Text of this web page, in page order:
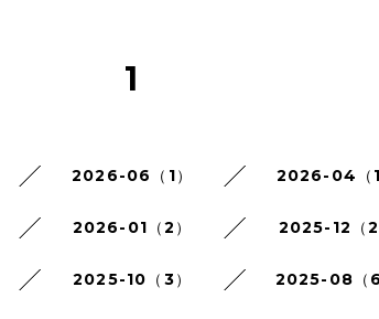
1
2026-06（1） 2026-04（
2026-01（2） 2025-12（
2025-10（3） 2025-08（